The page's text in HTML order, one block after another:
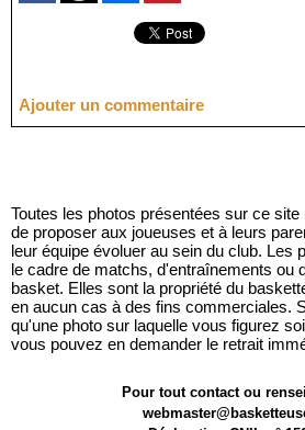
Ajouter un commentaire
Toutes les photos présentées sur ce site
de proposer aux joueuses et à leurs
leur équipe évoluer au sein du club. Les
le cadre de matchs, d'entraînements ou
basket. Elles sont la propriété du
en aucun cas à des fins commerciales.
qu'une photo sur laquelle vous figurez
vous pouvez en demander le retrait
Pour tout contact ou